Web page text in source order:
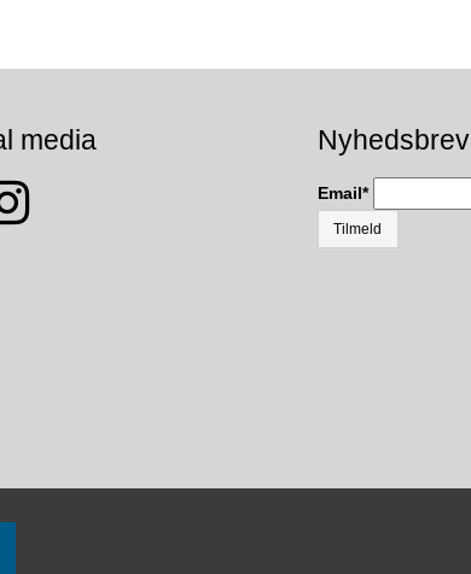
media Nyhedsbrev
Email*